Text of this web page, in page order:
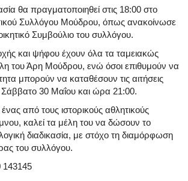
θα πραγματοποιηθεί στις 18:00 στο
Συλλόγου Μούδρου, όπως ανακοίνωσε
Συμβούλιο του συλλόγου.
και ψήφου έχουν όλα τα ταμειακώς
του Άρη Μούδρου, ενώ όσοι επιθυμούν να
μπορούν να καταθέσουν τις αιτήσεις
30 Μαΐου και ώρα 21:00.
από τους ιστορικούς αθλητικούς
καλεί τα μέλη του να δώσουν το
διαδικασία, με στόχο τη διαμόρφωση
του συλλόγου.